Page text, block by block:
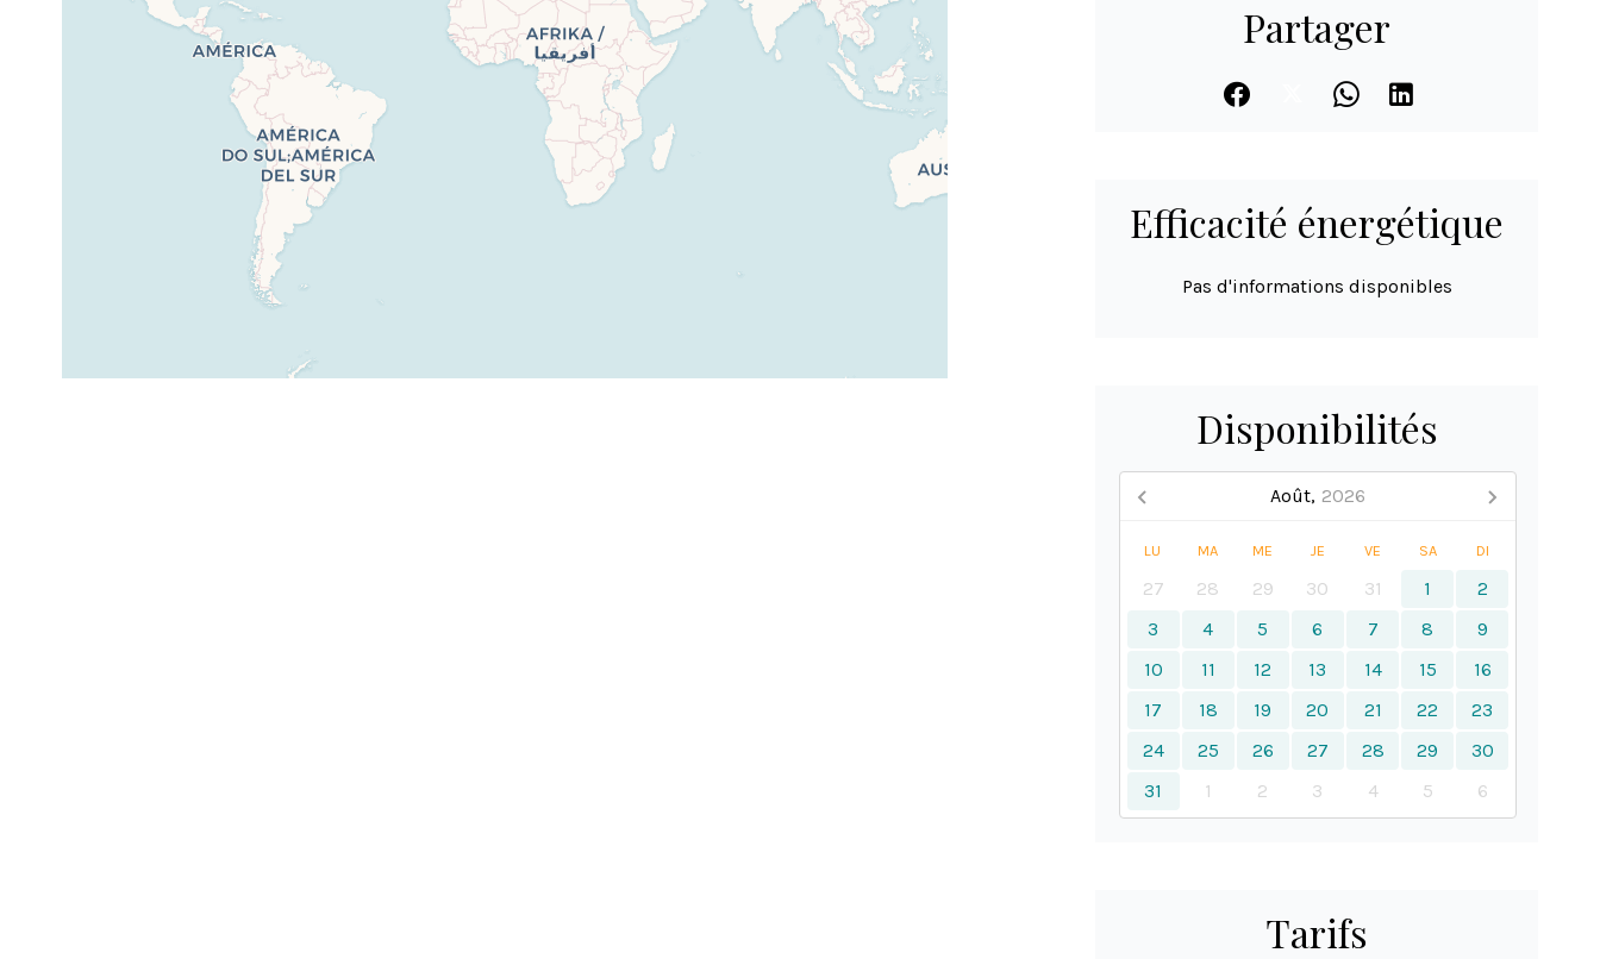
Partager
Efficacité énergétique
Pas d'informations disponibles
Disponibilités
Août, 2026
LU MA ME JE VE SA DI
27 28 29 30 31 1
2
3
4 5 6 7 8
9
10
11 12 13 14 15
16
17
18 19 20 21 22
23
24
25 26 27 28 29
30
31
1 2 3 4 5 6
Tarifs